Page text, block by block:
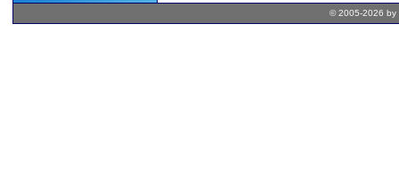
© 2005-2026 by